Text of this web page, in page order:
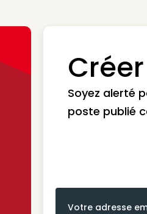
Soyez alerté
poste publié
Votre adresse